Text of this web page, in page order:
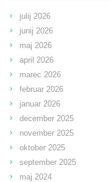
julij 2026
junij 2026
maj 2026
april 2026
marec 2026
februar 2026
januar 2026
december 2025
november 2025
oktober 2025
september 2025
maj 2024